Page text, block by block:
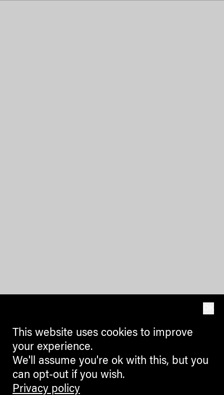
This website uses cookies to improve
your experience.
We'll assume you're ok with this, but you
can opt-out if you wish.
Privacy policy